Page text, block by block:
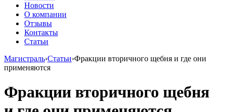
Новости
О компании
Отзывы
Контакты
Статьи
Магистраль›Статьи›Фракции вторичного щебня и где они
применяются
Фракции вторичного щебня